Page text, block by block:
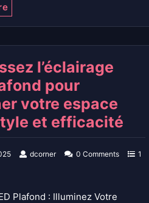
l’éclairage
pour
votre espace
et efficacité
dcorner 0 Comments
1
Plafond : Illuminez Votre